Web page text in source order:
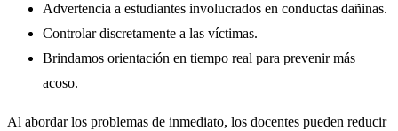
Advertencia a estudiantes involucrados en conductas dañinas.
Controlar discretamente a las víctimas.
Brindamos orientación en tiempo real para prevenir más
acoso.
Al abordar los problemas de inmediato, los docentes pueden reducir